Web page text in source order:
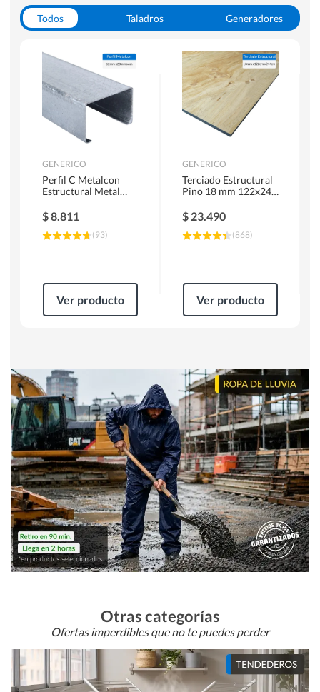
Todos Taladros
Generadores
Herramientas Manuales
Sierras Circulares
GENERICO
Perfil C Metalcon
Estructural Metal
$8.811
(93)
Ver producto
GENERICO
Terciado Estructural
Pino 18 mm 122x244
$ 23.490
(868)
Ver producto
Otras categorías
Ofertas imperdibles que no te puedes perder